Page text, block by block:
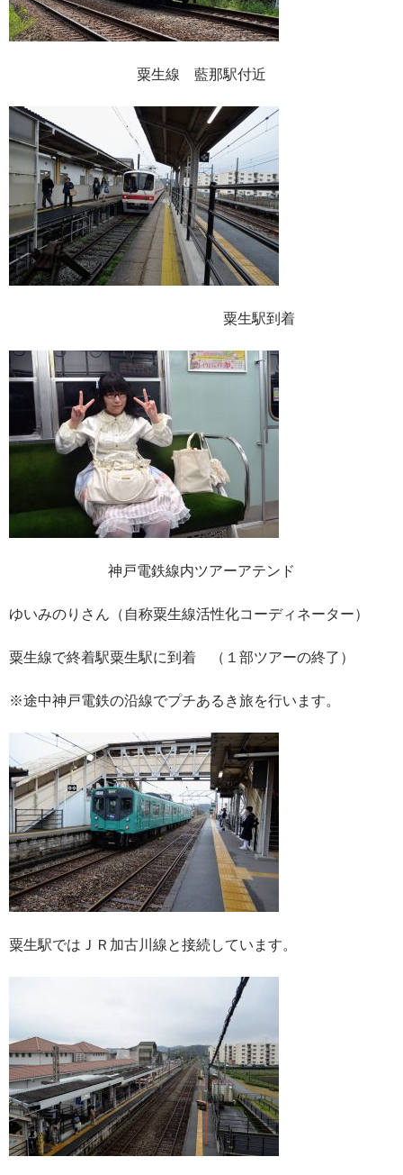
粟生線 藍那駅付近
粟生駅到着
神戸電鉄線内ツアーアテンド
ゆいみのりさん（自称粟生線活性化コーディネーター）
粟生線で終着駅粟生駅に到着 （１部ツアーの終了）
※途中神戸電鉄の沿線でプチあるき旅を行います。
粟生駅ではＪＲ加古川線と接続しています。